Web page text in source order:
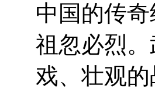
中国的传
祖忽必烈
戏、壮观